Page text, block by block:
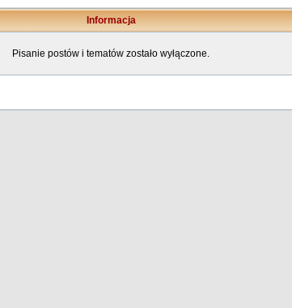
Informacja
Pisanie postów i tematów zostało wyłączone.